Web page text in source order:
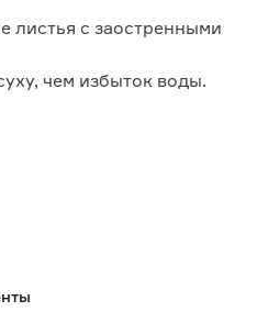
листья с заостренными
чем избыток воды.